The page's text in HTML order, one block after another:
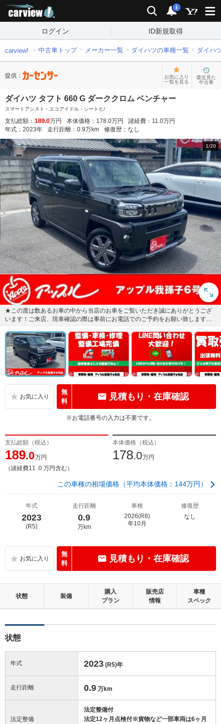
検索 通知
i
ログイン ID新規取得
carview! 中古車トップ メーカー一覧 ダイハツの車種一覧 ダイハ
提供：
お気に入り
一覧を見る
最近見た
中古車
ダイハツ タフト 660 G ダーククロム ベンチャー
スマートアシスト・エコアイドル・シートヒ/
支払総額： 189.0万円 本体価格： 178.0万円 諸経費： 11.0万円
年式： 2023年 走行距離： 0.9万km 修復歴： なし
1/20
★この度は数あるお車の中から当店のお車をご覧いただき誠にありがとうござ
います！ご来店、現車確認の際は事前にお電話でのご予約をお願い致します！
無
料
見積もり・在庫確認
※お電話番号の入力は不要です。
支払総額（税込）
189.0万円
（諸経費11 .0 万円含む）
本体価格（税込）
178.0万円
この車種の相場価格（平均本体価格：144万円）
年式
2023
(R5)
走行距離
0.9
万km
車検
2026(R8)
年10月
修復歴
なし
無
料
見積もり・在庫確認
状態 装備
購入
プラン
販売店
情報
車種
スペック
状態
年式 2023 (R5)年
走行距離 0.9 万km
法定整備
法定整備付
法定12ヶ月点検付※貨物など一部車両は6ヶ月